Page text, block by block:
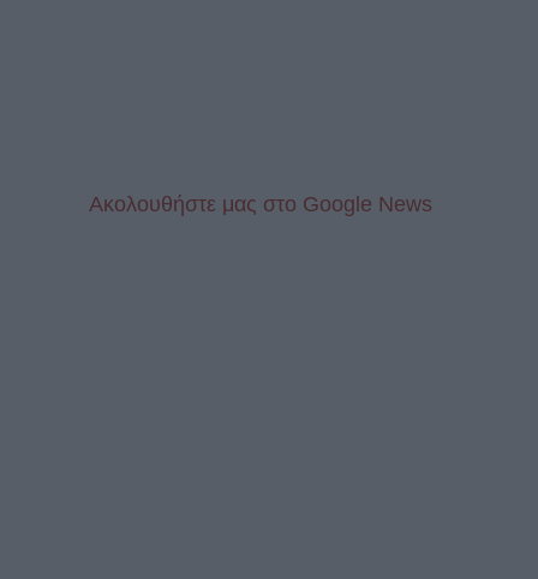
Aκολουθήστε μας στo Google News